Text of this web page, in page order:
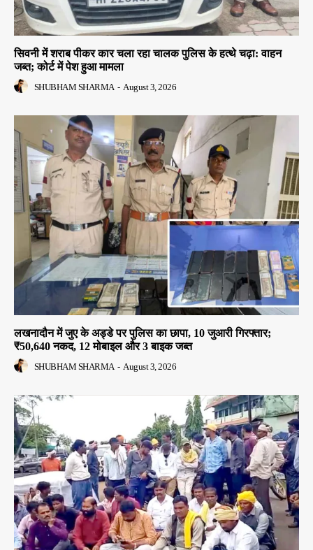
सिवनी में शराब पीकर कार चला रहा चालक पुलिस के हत्थे चढ़ा: वाहन
जब्त; कोर्ट में पेश हुआ मामला
SHUBHAM SHARMA - August 3, 2026
लखनादौन में जुए के अड्डे पर पुलिस का छापा, 10 जुआरी गिरफ्तार;
₹50,640 नकद, 12 मोबाइल और 3 बाइक जब्त
SHUBHAM SHARMA - August 3, 2026